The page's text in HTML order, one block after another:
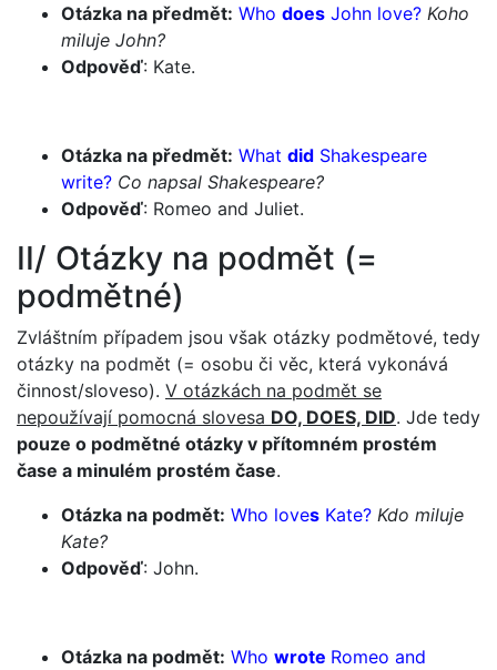
Otázka na předmět: Who does John love? Koho
miluje John?
Odpověď: Kate.
Otázka na předmět: What did Shakespeare
write? Co napsal Shakespeare?
Odpověď: Romeo and Juliet.
II/ Otázky na podmět (=
podmětné)
Zvláštním případem jsou však otázky podmětové, tedy
otázky na podmět (= osobu či věc, která vykonává
činnost/sloveso). V otázkách na podmět se
nepoužívají pomocná slovesa DO, DOES, DID. Jde tedy
pouze o podmětné otázky v přítomném prostém
čase a minulém prostém čase.
Otázka na podmět: Who loves Kate? Kdo miluje
Kate?
Odpověď: John.
Otázka na podmět: Who wrote Romeo and